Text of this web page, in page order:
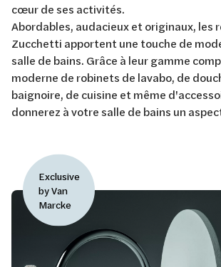
Exclusive
by Van
Marcke
cœur de ses activités.
Abordables, audacieux et originaux, les
Zucchetti apportent une touche de
salle de bains. Grâce à leur gamme
moderne de robinets de lavabo, de
baignoire, de cuisine et même
donnerez à votre salle de bains un